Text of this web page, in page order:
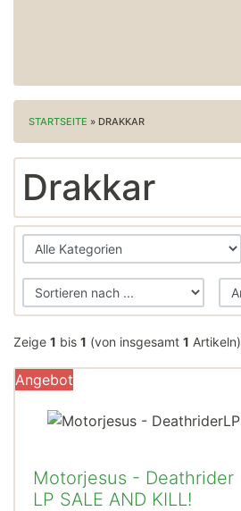
STARTSEITE » DRAKKAR
Drakkar
Zeige 1 bis 1 (von insgesamt 1 Artikeln)
Angebot
Motorjesus - Deathrider
LP SALE AND KILL!